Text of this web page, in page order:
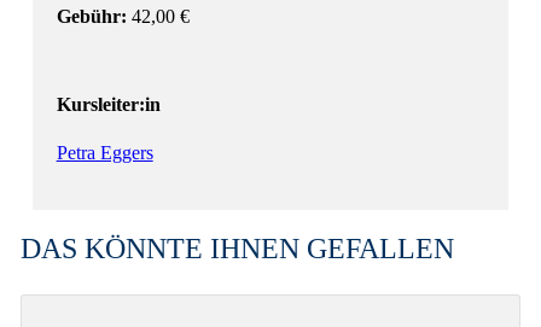
Gebühr: 42,00 €
Kursleiter:in
Petra Eggers
DAS KÖNNTE IHNEN GEFALLEN